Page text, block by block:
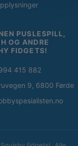
PUSLESPILL,
OG ANDRE
FIDGETS!
415 882
9, 6800 Førde